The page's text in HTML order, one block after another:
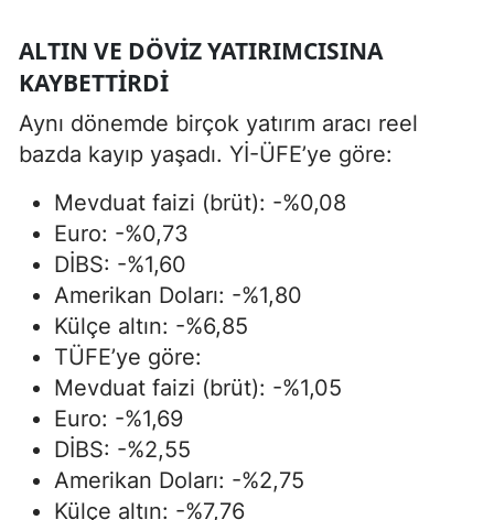
ALTIN VE DÖVIZ YATIRIMCISINA
KAYBETTIRDI
Aynı dönemde birçok yatırım aracı reel
bazda kayıp yaşadı. Yİ-ÜFE’ye göre:
Mevduat faizi (brüt): -%0,08
Euro: -%0,73
DİBS: -%1,60
Amerikan Doları: -%1,80
Külçe altın: -%6,85
TÜFE’ye göre:
Mevduat faizi (brüt): -%1,05
Euro: -%1,69
DİBS: -%2,55
Amerikan Doları: -%2,75
Külçe altın: -%7,76